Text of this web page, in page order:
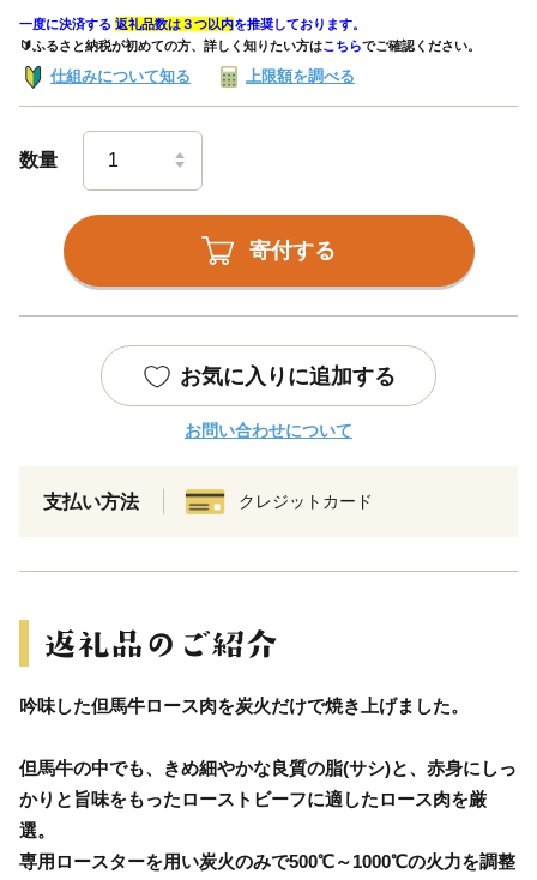
一度に決済する 返礼品数は３つ以内を推奨しております。
🔰ふるさと納税が初めての方、詳しく知りたい方はこちらでご確認ください。
仕組みについて知る 上限額を調べる
数量
寄付する
お気に入りに追加する
お問い合わせについて
支払い方法 クレジットカード
吟味した但馬牛ロース肉を炭火だけで焼き上げました。
但馬牛の中でも、きめ細やかな良質の脂(サシ)と、赤身にしっ
かりと旨味をもったローストビーフに適したロース肉を厳
選。
専用ロースターを用い炭火のみで500℃～1000℃の火力を調整